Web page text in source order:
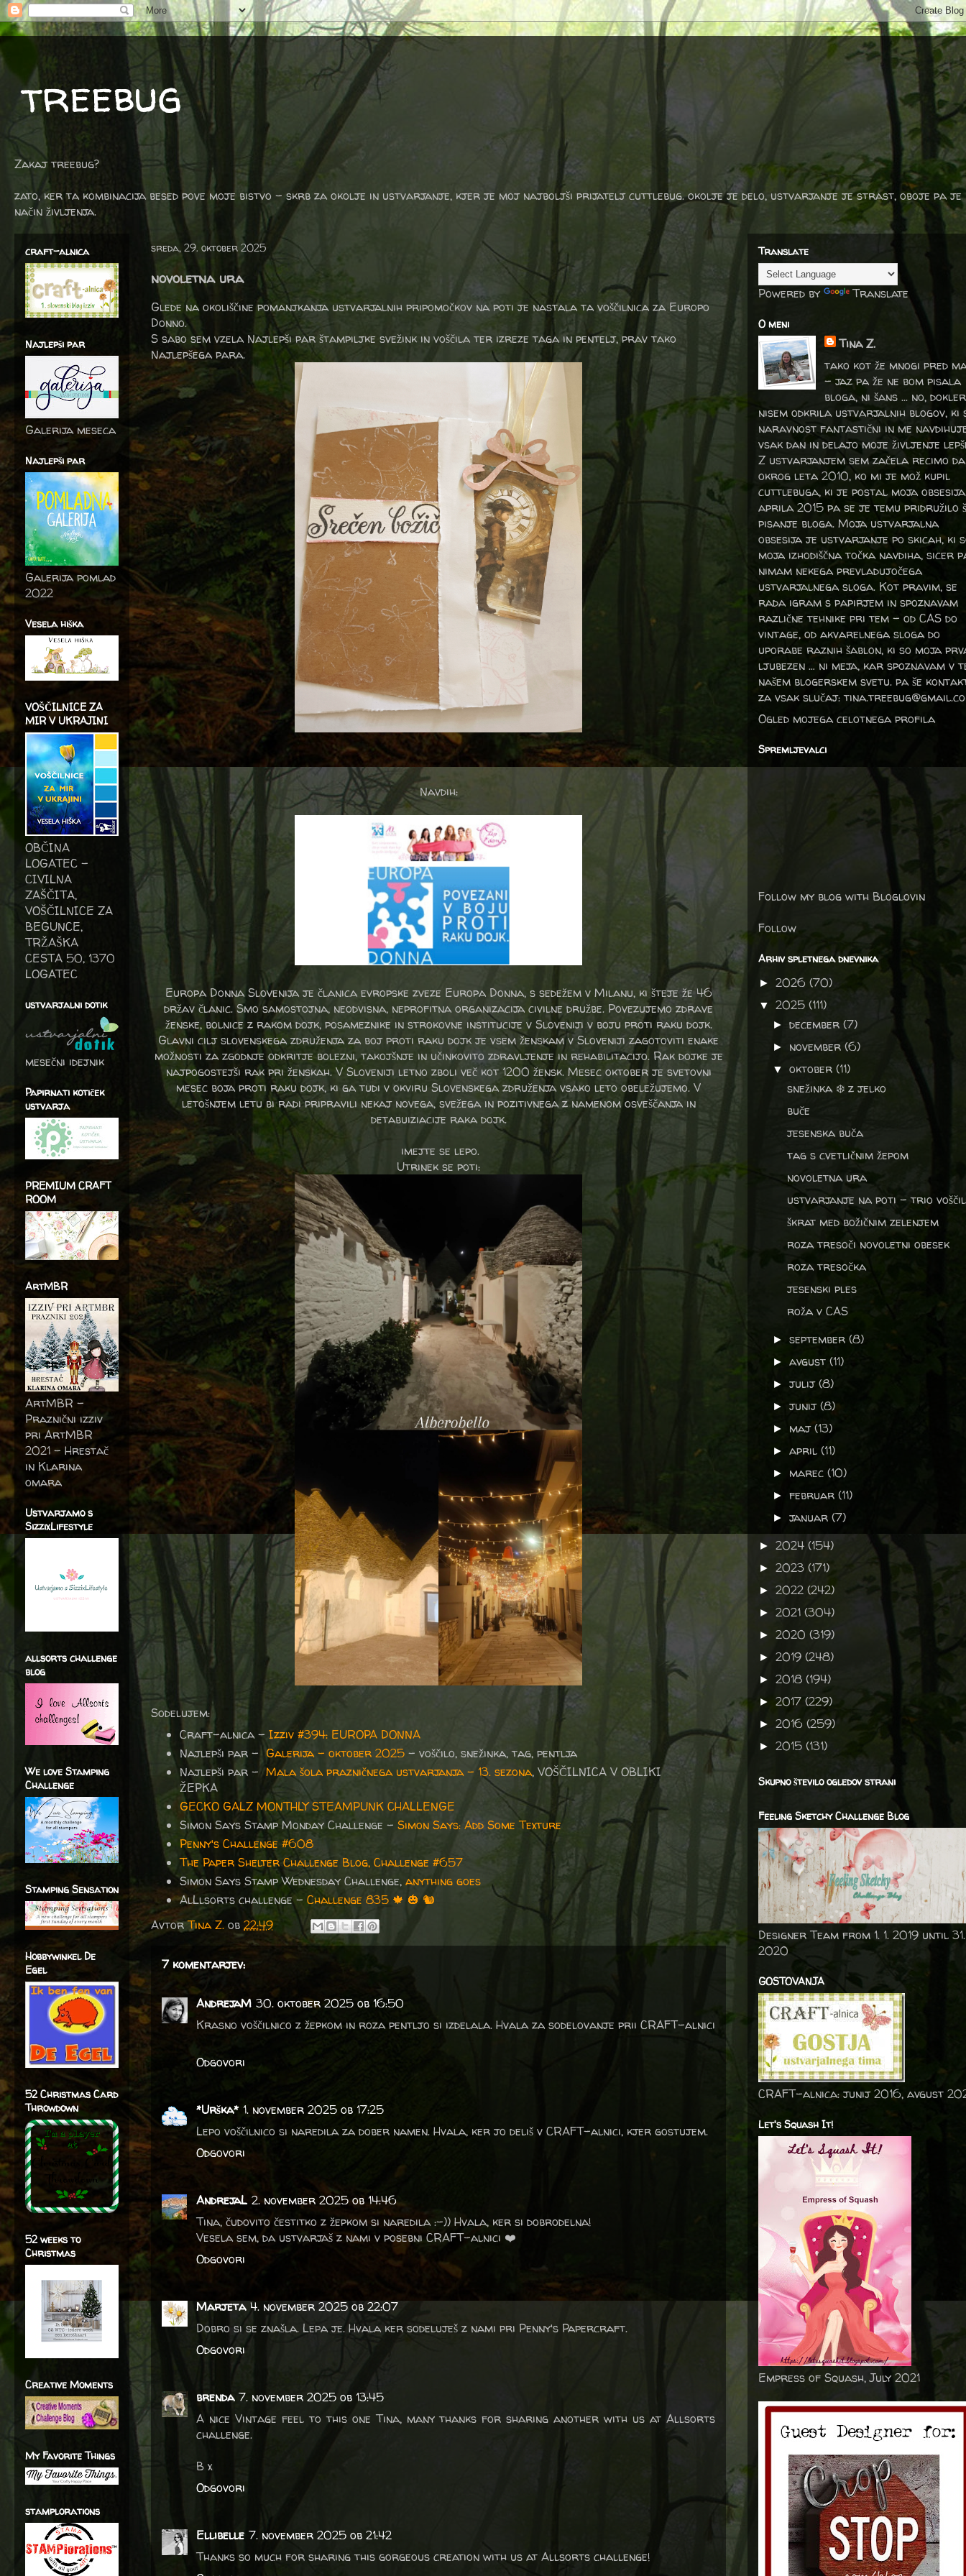
treebug
Zakaj treebug?
zato, ker ta kombinacija besed pove moje bistvo - skrb za okolje in ustvarjanje, kjer je moj najboljši prijatelj cuttlebug. okolje je delo, ustvarjanje je strast, oboje pa je
način življenja.
sreda, 29. oktober 2025
novoletna ura
Glede na okoliščine pomanjkanja ustvarjalnih pripomočkov na poti je nastala ta voščilnica za Europo
Donno.
S sabo sem vzela Najlepši par štampiljke svežink in voščila ter izreze taga in pentelj, prav tako
Najlepšega para.
Navdih:
Europa Donna Slovenija je članica evropske zveze Europa Donna, s sedežem v Milanu, ki šteje že 46
držav članic. Smo samostojna, neodvisna, neprofitna organizacija civilne družbe. Povezujemo zdrave
ženske, bolnice z rakom dojk, posameznike in strokovne institucije v Sloveniji v boju proti raku dojk.
Glavni cilj slovenskega združenja za boj proti raku dojk je vsem ženskam v Sloveniji zagotoviti enake
možnosti za zgodnje odkritje bolezni, takojšnje in učinkovito zdravljenje in rehabilitacijo. Rak dojke je
najpogostejši rak pri ženskah. V Sloveniji letno zboli več kot 1200 žensk. Mesec oktober je svetovni
mesec boja proti raku dojk, ki ga tudi v okviru Slovenskega združenja vsako leto obeležujemo. V
letošnjem letu bi radi pripravili nekaj novega, svežega in pozitivnega z namenom osveščanja in
detabuiziacije raka dojk.
imejte se lepo.
Utrinek se poti:
Sodelujem:
Craft-alnica - Izziv #394: EUROPA DONNA
Najlepši par -Galerija – oktober 2025 – voščilo, snežinka, tag, pentlja
Najlepši par -Mala šola prazničnega ustvarjanja – 13. sezona, VOŠČILNICA V OBLIKI
ŽEPKA
GECKO GALZ MONTHLY STEAMPUNK CHALLENGE
Simon Says Stamp Monday Challenge - Simon Says: Add Some Texture
Penny's Challenge #608
The Paper Shelter Challenge Blog, Challenge #657
Simon Says Stamp Wednesday Challenge, anything goes
AlLlsorts challenge – Challenge 835 🍁 🎃 🐿️
AvtorTina Z. ob 22:49
7 komentarjev:
AndrejaM 30. oktober 2025 ob 16:50
Krasno voščilnico z žepkom in roza pentljo si izdelala. Hvala za sodelovanje prii CRAFT-alnici
Odgovori
*Urška* 1. november 2025 ob 17:25
Lepo voščilnico si naredila za dober namen. Hvala, ker jo deliš v CRAFT-alnici, kjer gostujem.
Odgovori
AndrejaL 2. november 2025 ob 14:46
Tina, čudovito čestitko z žepkom si naredila :-)) Hvala, ker si dobrodelna!
Vesela sem, da ustvarjaš z nami v posebni CRAFT-alnici ❤️
Odgovori
Marjeta 4. november 2025 ob 22:07
Dobro si se znašla. Lepa je. Hvala ker sodeluješ z nami pri Penny's Papercraft.
Odgovori
brenda 7. november 2025 ob 13:45
A nice Vintage feel to this one Tina, many thanks for sharing another with us at Allsorts
challenge.
B x
Odgovori
Ellibelle 7. november 2025 ob 21:42
Thanks so much for sharing this gorgeous creation with us at Allsorts challenge!
craft-alnica
Najlepši par
Galerija meseca
Najlepši par
Galerija pomlad
2022
Vesela hiška
VOŠČILNICE ZA
MIR V UKRAJINI
OBČINA
LOGATEC -
CIVILNA
ZAŠČITA,
VOŠČILNICE ZA
BEGUNCE,
TRŽAŠKA
CESTA 50, 1370
LOGATEC
ustvarjalni dotik
mesečni idejnik
Papirnati kotiček
ustvarja
PREMIUM CRAFT
ROOM
ArtMBR
ArtMBR -
Praznični izziv
pri ArtMBR
2021 – Hrestač
in Klarina
omara
Ustvarjamo s
SizzixLifestyle
allsorts challenge
blog
We love Stamping
Challenge
Stamping Sensation
Hobbywinkel De
Egel
52 Christmas Card
Throwdown
52 weeks to
Christmas
Creative Moments
My Favorite Things
stamplorations
Translate
Powered by Translate
O meni
Tina Z.
tako kot že mnogi pred
- jaz pa že ne bom pisala
bloga, ni šans ... no, dokler
nisem odkrila ustvarjalnih blogov, ki
naravnost fantastični in me
vsak dan in delajo moje življenje
Z ustvarjanjem sem začela recimo da
okrog leta 2010, ko mi je mož kupil
cuttlebuga, ki je postal moja
aprila 2015 pa se je temu pridružilo
pisanje bloga. Moja ustvarjalna
obsesija je ustvarjanje po skicah, ki
moja izhodiščna točka navdiha, sicer
nimam nekega prevladujočega
ustvarjalnega sloga. Kot pravim, se
rada igram s papirjem in spoznavam
različne tehnike pri tem – od CAS do
vintage, od akvarelnega sloga do
uporabe raznih šablon, ki so moja
ljubezen … ni meja, kar spoznavam v
našem blogerskem svetu. pa še
za vsak slučaj:
Ogled mojega celotnega profila
Spremljevalci
Follow my blog with Bloglovin
Follow
Arhiv spletnega dnevnika
► 2026 (70)
▼ 2025 (111)
►december(7)
► november(6)
▼oktober(11)
snežinka ❄️ z jelko
buče
jesenska buča
tag s cvetličnim žepom
novoletna ura
ustvarjanje na poti - trio
škrat med božičnim zelenjem
roza tresoči novoletni obesek
roza tresočka
jesenski ples
roža v CAS
►september(8)
►avgust(11)
►julij(8)
►junij(8)
► maj(13)
►april(11)
► marec(10)
►februar(11)
►januar(7)
► 2024 (154)
► 2023 (171)
► 2022 (242)
► 2021 (304)
► 2020 (319)
► 2019 (248)
► 2018 (194)
► 2017 (229)
► 2016 (259)
► 2015 (131)
Skupno število ogledov strani
Feeling Sketchy Challenge Blog
Designer Team from 1. 1. 2019 until
2020
GOSTOVANJA
CRAFT-alnica: junij 2016, avgust
Let's Squash It!
Empress of Squash, July 2021